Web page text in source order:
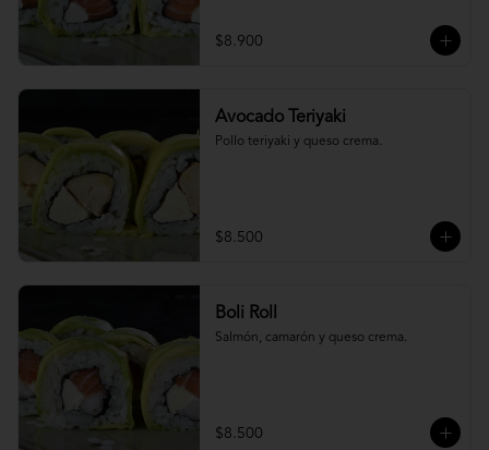
$8.900
Avocado Teriyaki
Pollo teriyaki y queso crema.
$8.500
Boli Roll
Salmón, camarón y queso crema.
$8.500